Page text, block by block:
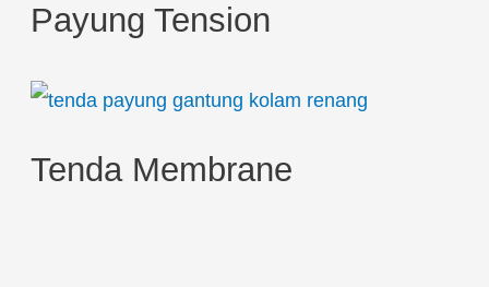
f
o
:
Payung Tension
Tenda Membrane